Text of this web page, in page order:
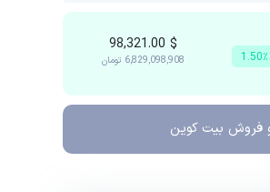
1.50٪
$
6,829,098,908 تومان
فروش بیت کوین